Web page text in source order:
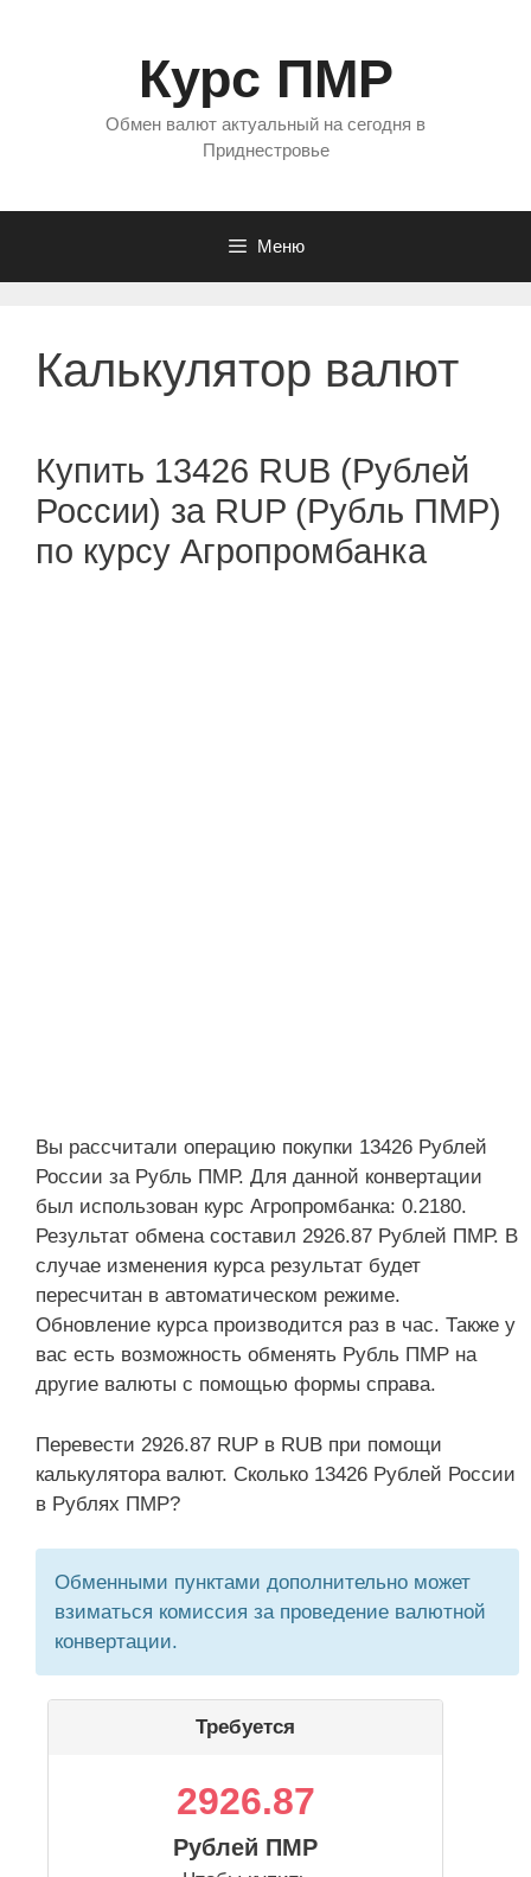
Курс ПМР
Обмен валют актуальный на сегодня в
Приднестровье
Меню
Калькулятор валют
Купить 13426 RUB (Рублей
России) за RUP (Рубль ПМР)
по курсу Агропромбанка
Вы рассчитали операцию покупки 13426 Рублей
России за Рубль ПМР. Для данной конвертации
был использован курс Агропромбанка: 0.2180.
Результат обмена составил 2926.87 Рублей ПМР. В
случае изменения курса результат будет
пересчитан в автоматическом режиме.
Обновление курса производится раз в час. Также у
вас есть возможность обменять Рубль ПМР на
другие валюты с помощью формы справа.
Перевести 2926.87 RUP в RUB при помощи
калькулятора валют. Сколько 13426 Рублей России
в Рублях ПМР?
Обменными пунктами дополнительно может
взиматься комиссия за проведение валютной
конвертации.
Требуется
2926.87
Рублей ПМР